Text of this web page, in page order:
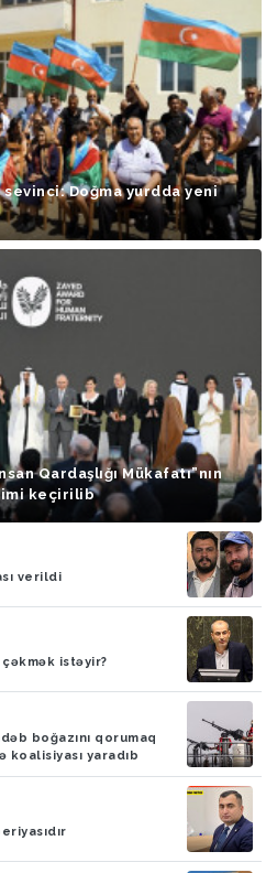
sevinci: Doğma yurdda yeni
Qardaşlığı Mükafatı”nın
keçirilib
verildi
istəyir?
boğazını qorumaq
yaradıb